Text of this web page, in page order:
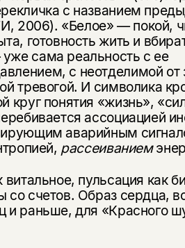
с названием
2006). «Белое» — покой,
готовность жить и
сама реальность с ее
с неотделимой от
тревогой. И сим­волика
круг понятия «жизнь»,
ассоциацией
ава­рийным
рассеиванием
пуль­сация как
со счетов. Образ сердца,
и раньше, для «Красного